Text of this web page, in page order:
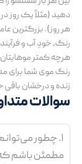
دهید (مثلاً یک روز
هر روز). بزرگترین
رنگ، خودِ آب و
هرچه کمتر موهایتان
رنگ موی شما برای
زنده و درخشان باقی
سوالات
۱. چطور
مطمئن باشم